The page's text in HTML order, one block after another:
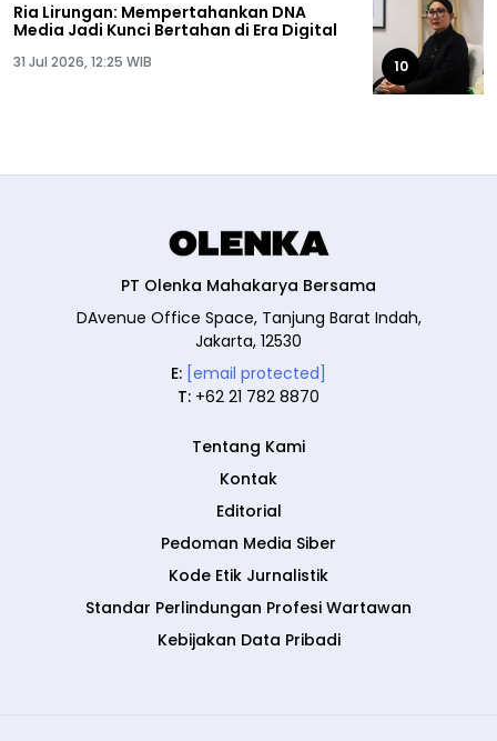
Ria Lirungan: Mempertahankan DNA
Media Jadi Kunci Bertahan di Era Digital
31 Jul 2026, 12:25 WIB 10
PT Olenka Mahakarya Bersama
DAvenue Office Space, Tanjung Barat Indah,
Jakarta, 12530
E: [email protected]
T: +62 21 782 8870
Tentang Kami
Kontak
Editorial
Pedoman Media Siber
Kode Etik Jurnalistik
Standar Perlindungan Profesi Wartawan
Kebijakan Data Pribadi